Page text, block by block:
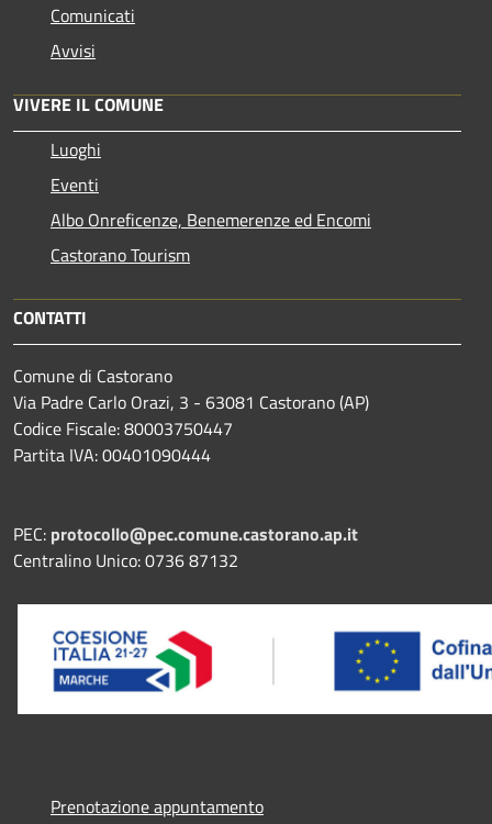
Comunicati
Avvisi
VIVERE IL COMUNE
Luoghi
Eventi
Albo Onreficenze, Benemerenze ed Encomi
Castorano Tourism
CONTATTI
Comune di Castorano
Via Padre Carlo Orazi, 3 - 63081 Castorano (AP)
Codice Fiscale: 80003750447
Partita IVA: 00401090444
PEC: protocollo@pec.comune.castorano.ap.it
Centralino Unico: 0736 87132
Prenotazione appuntamento